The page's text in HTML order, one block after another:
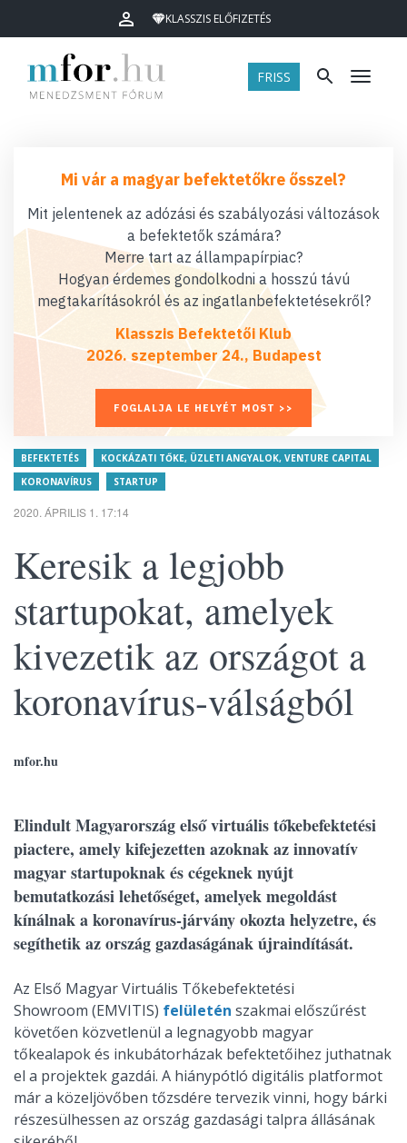
KLASSZIS ELŐFIZETÉS
FRISS Menü
Mi vár a magyar befektetőkre ősszel?
Mit jelentenek az adózási és szabályozási változások
a befektetők számára?
Merre tart az állampapírpiac?
Hogyan érdemes gondolkodni a hosszú távú
megtakarításokról és az ingatlanbefektetésekről?
Klasszis Befektetői Klub
2026. szeptember 24., Budapest
FOGLALJA LE HELYÉT MOST >>
BEFEKTETÉS
KOCKÁZATI TŐKE, ÜZLETI ANGYALOK, VENTURE CAPITAL
KORONAVÍRUS
STARTUP
2020. ÁPRILIS 1. 17:14
Keresik a legjobb
startupokat, amelyek
kivezetik az országot a
koronavírus-válságból
mfor.hu
Elindult Magyarország első virtuális tőkebefektetési
piactere, amely kifejezetten azoknak az innovatív
magyar startupoknak és cégeknek nyújt
bemutatkozási lehetőséget, amelyek megoldást
kínálnak a koronavírus-járvány okozta helyzetre, és
segíthetik az ország gazdaságának újraindítását.
Az Első Magyar Virtuális Tőkebefektetési
Showroom (EMVITIS) felületén szakmai előszűrést
követően közvetlenül a legnagyobb magyar
tőkealapok és inkubátorházak befektetőihez juthatnak
el a projektek gazdái. A hiánypótló digitális platformot
már a közeljövőben tőzsdére tervezik vinni, hogy bárki
részesülhessen az ország gazdasági talpra állásának